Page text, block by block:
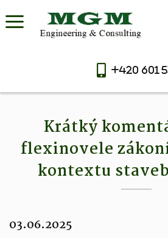
+420 601
Krátký
flexinovele
kontextu
03.06.2025